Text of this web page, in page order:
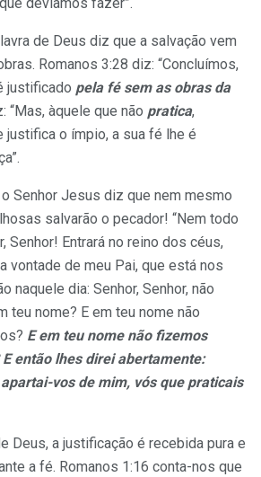
de Deus diz que a salvação vem
Romanos 3:28 diz: “Concluímos,
justificado pela fé sem as obras da
“Mas, àquele que não pratica,
justifica o ímpio, a sua fé lhe é
Senhor Jesus diz que nem mesmo
salvarão o pecador! “Nem todo
Senhor! Entrará no reino dos céus,
vontade de meu Pai, que está nos
naquele dia: Senhor, Senhor, não
teu nome? E em teu nome não
E em teu nome não fizemos
então lhes direi abertamente:
vos de mim, vós que praticais
Deus, a justificação é recebida pura e
a fé. Romanos 1:16 conta-nos que